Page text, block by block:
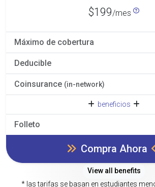
$199/mes
Máximo de cobertura
Deducible
Coinsurance (in-network)
beneficios
Folleto
Compra Ahora
View all benefits
* las tarifas se basan en estudiantes